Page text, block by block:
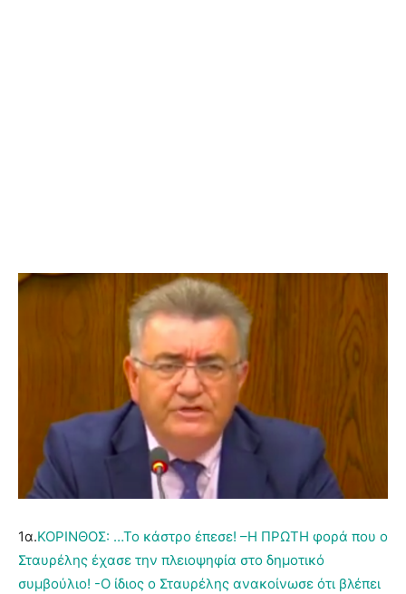
1α.ΚΟΡΙΝΘΟΣ: …Το κάστρο έπεσε! –Η ΠΡΩΤΗ φορά που ο
Σταυρέλης έχασε την πλειοψηφία στο δημοτικό
συμβούλιο! -Ο ίδιος o Σταυρέλης ανακοίνωσε ότι βλέπει